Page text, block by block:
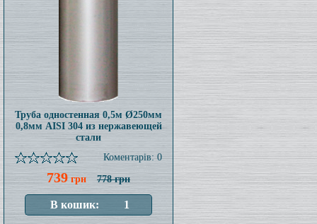
Труба одностенная 0,5м Ø250мм
0,8мм AISI 304 из нержавеющей
стали
Коментарів: 0
739 грн 778 грн